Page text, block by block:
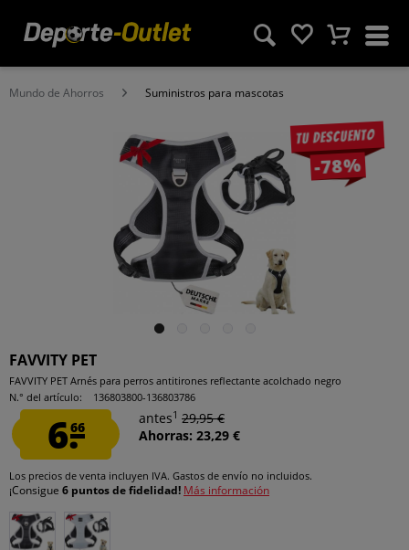
Mundo de Ahorros Suministros para mascotas
Tu descuento
-78%
FAVVITY PET
FAVVITY PET Arnés para perros antitirones reflectante acolchado negro
N.° del artículo:
136803800-136803786
6.66
antes1 29,95 €
Ahorras: 23,29 €
Los precios de venta incluyen IVA. Gastos de envío no incluidos.
¡Consigue 6 puntos de fidelidad! Más información